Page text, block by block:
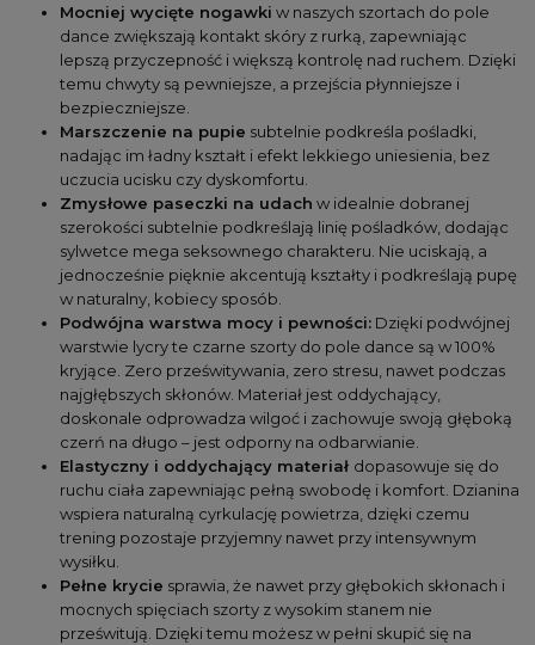
Mocniej wycięte nogawki w naszych szortach do pole
dance zwiększają kontakt skóry z rurką, zapewniając
lepszą przyczepność i większą kontrolę nad ruchem. Dzięki
temu chwyty są pewniejsze, a przejścia płynniejsze i
bezpieczniejsze.
Marszczenie na pupie subtelnie podkreśla pośladki,
nadając im ładny kształt i efekt lekkiego uniesienia, bez
uczucia ucisku czy dyskomfortu.
Zmysłowe paseczki na udach w idealnie dobranej
szerokości subtelnie podkreślają linię pośladków, dodając
sylwetce mega seksownego charakteru. Nie uciskają, a
jednocześnie pięknie akcentują kształty i podkreślają pupę
w naturalny, kobiecy sposób.
Podwójna warstwa mocy i pewności: Dzięki podwójnej
warstwie lycry te czarne szorty do pole dance są w 100%
kryjące. Zero prześwitywania, zero stresu, nawet podczas
najgłębszych skłonów. Materiał jest oddychający,
doskonale odprowadza wilgoć i zachowuje swoją głęboką
czerń na długo – jest odporny na odbarwianie.
Elastyczny i oddychający materiał dopasowuje się do
ruchu ciała zapewniając pełną swobodę i komfort. Dzianina
wspiera naturalną cyrkulację powietrza, dzięki czemu
trening pozostaje przyjemny nawet przy intensywnym
wysiłku.
Pełne krycie sprawia, że nawet przy głębokich skłonach i
mocnych spięciach szorty z wysokim stanem nie
prześwitują. Dzięki temu możesz w pełni skupić się na